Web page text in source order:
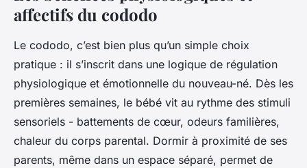
affectifs du cododo
Le cododo, c’est bien plus qu’un simple choix
pratique : il s’inscrit dans une logique de régulation
physiologique et émotionnelle du nouveau-né. Dès les
premières semaines, le bébé vit au rythme des stimuli
sensoriels - battements de cœur, odeurs familières,
chaleur du corps parental. Dormir à proximité de ses
parents, même dans un espace séparé, permet de